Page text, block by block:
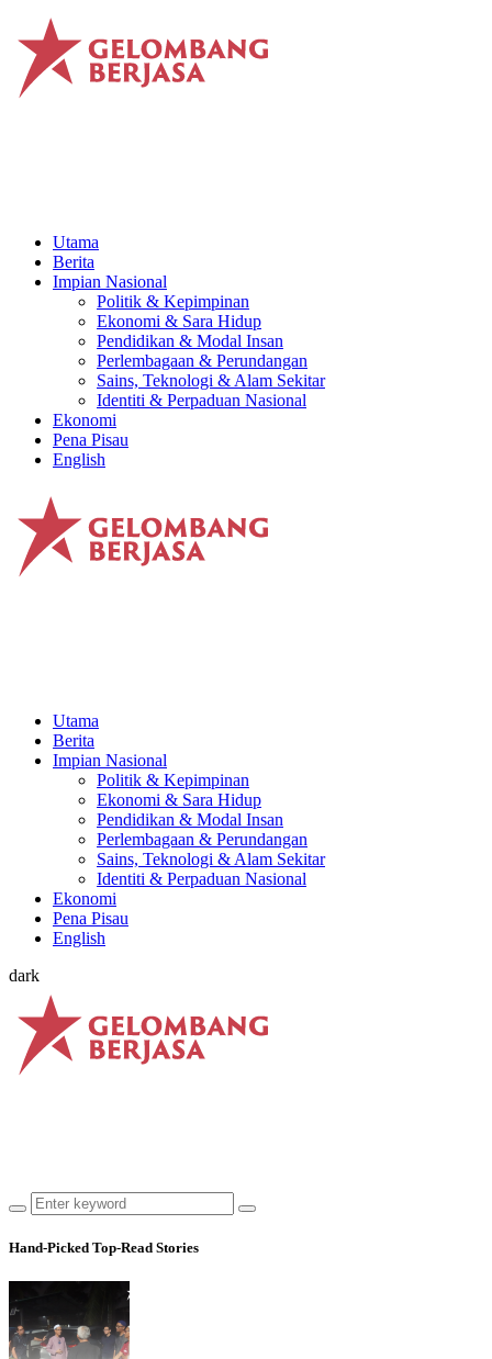
Utama
Berita
Impian Nasional
Politik & Kepimpinan
Ekonomi & Sara Hidup
Pendidikan & Modal Insan
Perlembagaan & Perundangan
Sains, Teknologi & Alam Sekitar
Identiti & Perpaduan Nasional
Ekonomi
Pena Pisau
English
Utama
Berita
Impian Nasional
Politik & Kepimpinan
Ekonomi & Sara Hidup
Pendidikan & Modal Insan
Perlembagaan & Perundangan
Sains, Teknologi & Alam Sekitar
Identiti & Perpaduan Nasional
Ekonomi
Pena Pisau
English
dark
Hand-Picked Top-Read Stories